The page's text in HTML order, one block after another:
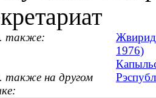
также:
1976)
также на другом